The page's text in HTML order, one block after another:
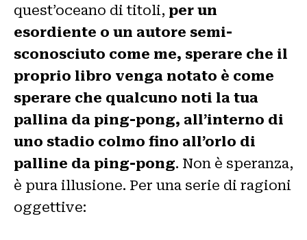
quest’oceano di titoli, per un
esordiente o un autore semi-
sconosciuto come me, sperare che il
proprio libro venga notato è come
sperare che qualcuno noti la tua
pallina da ping-pong, all’interno di
uno stadio colmo fino all’orlo di
palline da ping-pong. Non è speranza,
è pura illusione. Per una serie di ragioni
oggettive: